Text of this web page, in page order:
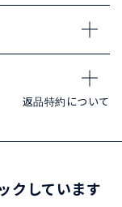
返品特約について
クしています